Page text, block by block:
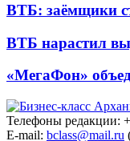
ВТБ: заёмщики
ВТБ нарастил
«МегаФон»
Телефоны редакции:
E-mail: bclass@mail.ru